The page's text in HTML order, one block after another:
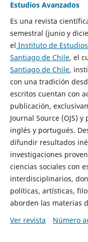
Estudios Avanzados
Es una revista
semestral (junio y
el Instituto de
Santiago de Chile, el
Santiago de Chile,
con una tradición
escritos cuentan con
publicación,
Journal Source (OJS)
inglés y portugués.
difundir resultados
investigaciones
ciencias sociales con
interdisciplinarios,
políticas, artísticas,
aborden las materias
Ver revista
Número